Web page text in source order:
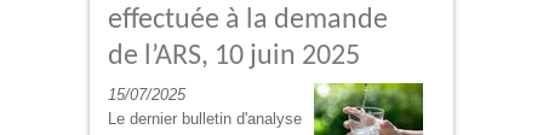
effectuée à la demande
de l’ARS, 10 juin 2025
15/07/2025
Le dernier bulletin d'analyse